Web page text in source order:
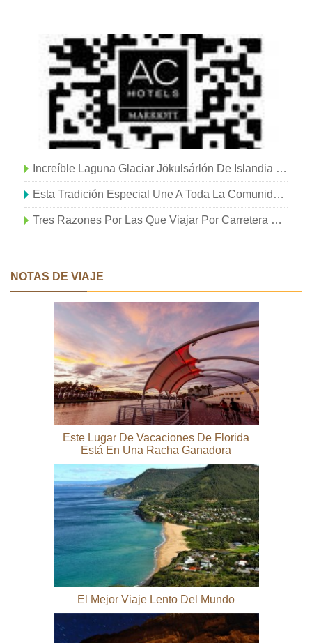
Increíble Laguna Glaciar Jökulsárlón De Islandia (Guía De Viaje)
Esta Tradición Especial Une A Toda La Comunidad De Huntington Una Vez Al Año.
Tres Razones Por Las Que Viajar Por Carretera Es La Mejor Manera De Ver Islandia
NOTAS DE VIAJE
Este Lugar De Vacaciones De Florida
Está En Una Racha Ganadora
El Mejor Viaje Lento Del Mundo